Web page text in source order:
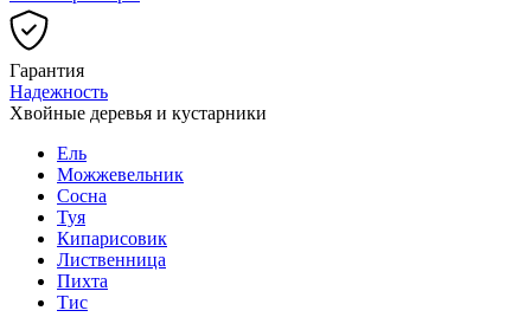
Гарантия
Надежность
Хвойные деревья и кустарники
Ель
Можжевельник
Сосна
Туя
Кипарисовик
Лиственница
Пихта
Тис